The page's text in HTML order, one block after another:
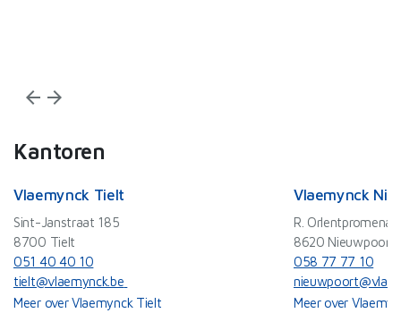
arrow_back arrow_forward
Kantoren
Vlaemynck Tielt
Sint-Janstraat 185
8700 Tielt
051 40 40 10
tielt@vlaemynck.be
Meer over Vlaemynck Tielt
Vlaemynck
R.
8620 Nieuwpoort
058 77 77 10
Meer over